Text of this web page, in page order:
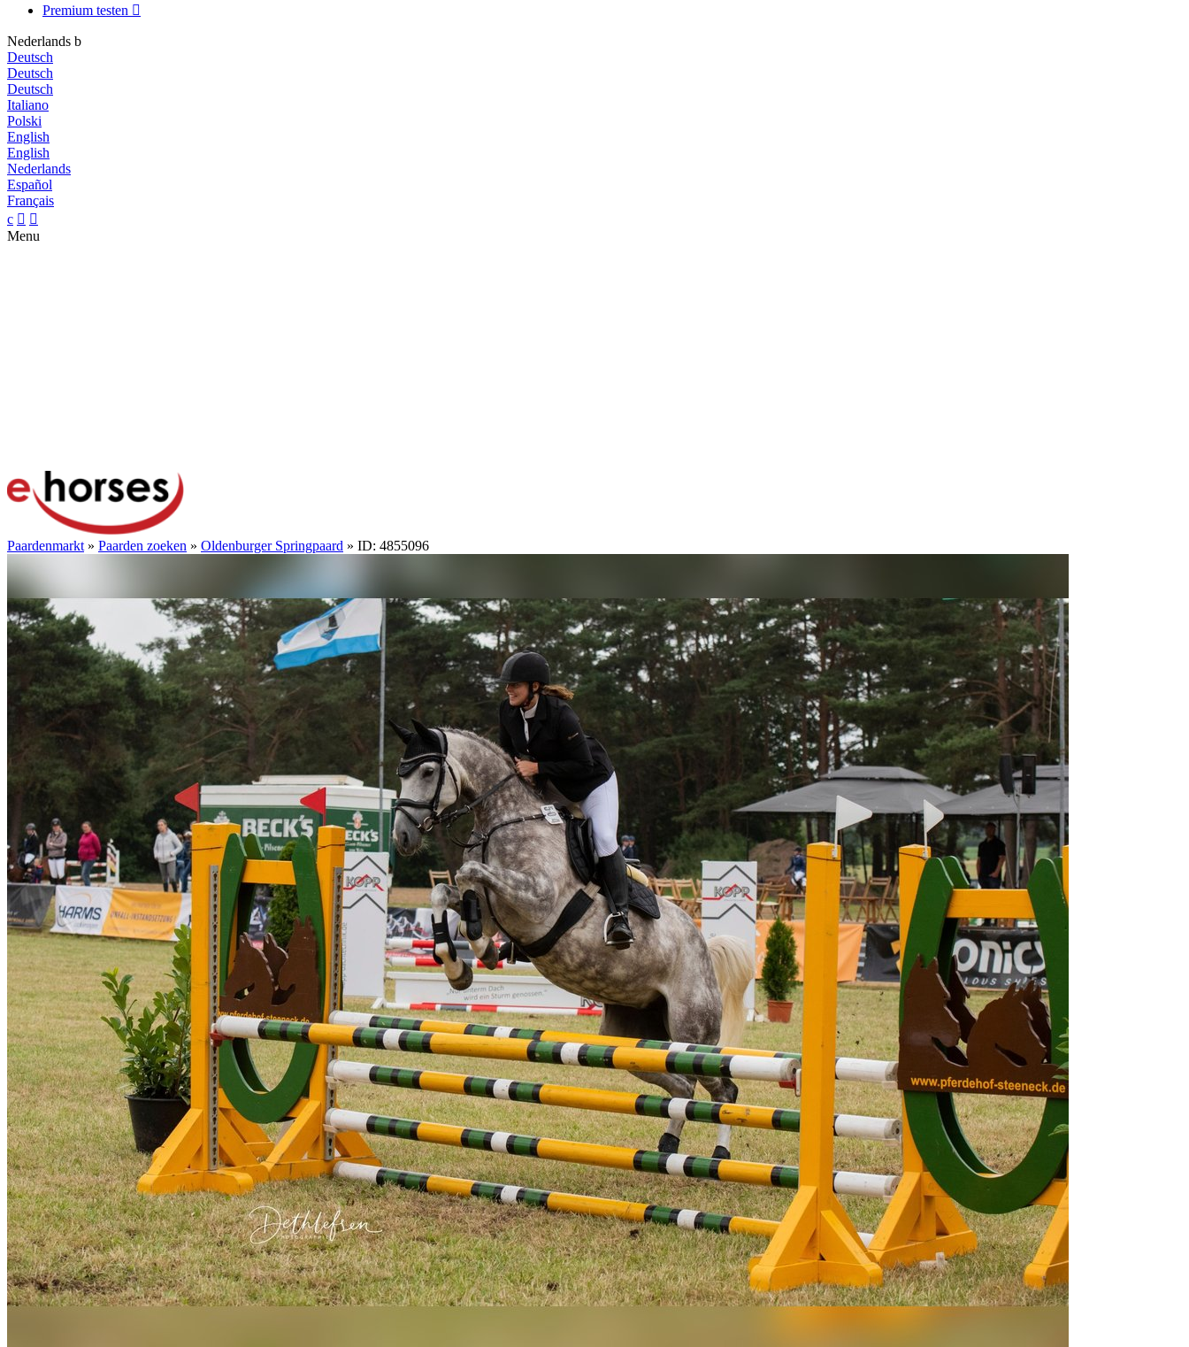
Premium testen 
Nederlands b
Deutsch
Deutsch
Deutsch
Italiano
Polski
English
English
Nederlands
Español
Français
c  
Menu
Paardenmarkt » Paarden zoeken » Oldenburger Springpaard » ID: 4855096